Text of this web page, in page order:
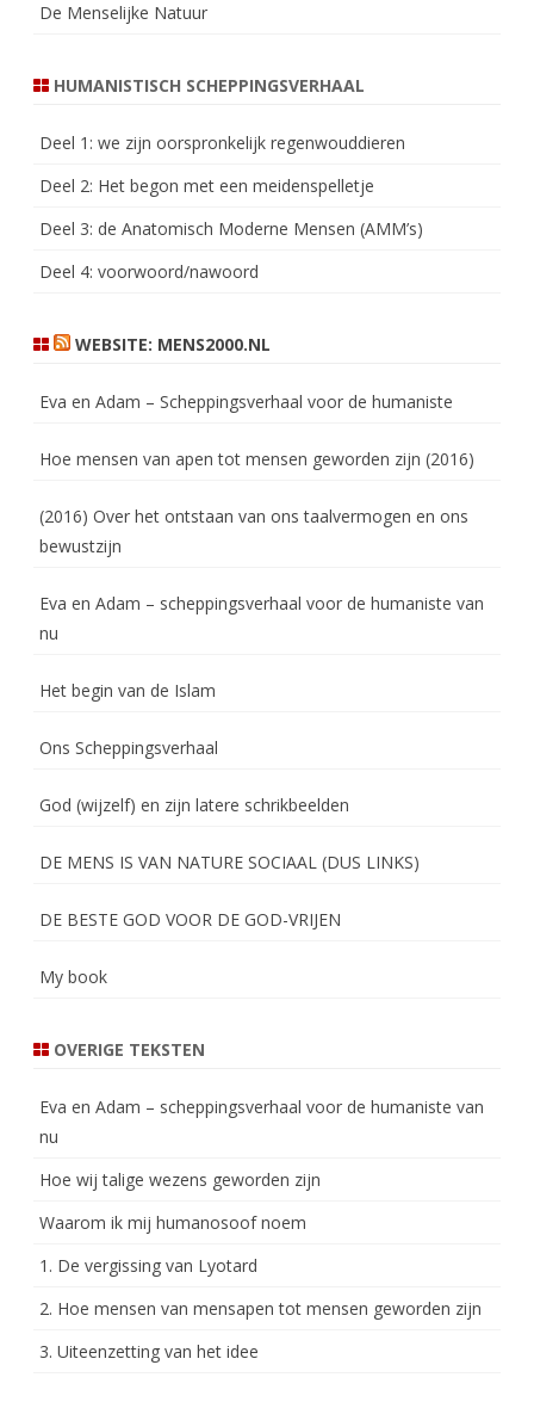
De Menselijke Natuur
HUMANISTISCH SCHEPPINGSVERHAAL
Deel 1: we zijn oorspronkelijk regenwouddieren
Deel 2: Het begon met een meidenspelletje
Deel 3: de Anatomisch Moderne Mensen (AMM’s)
Deel 4: voorwoord/nawoord
WEBSITE: MENS2000.NL
Eva en Adam – Scheppingsverhaal voor de humaniste
Hoe mensen van apen tot mensen geworden zijn (2016)
(2016) Over het ontstaan van ons taalvermogen en ons
bewustzijn
Eva en Adam – scheppingsverhaal voor de humaniste van
nu
Het begin van de Islam
Ons Scheppingsverhaal
God (wijzelf) en zijn latere schrikbeelden
DE MENS IS VAN NATURE SOCIAAL (DUS LINKS)
DE BESTE GOD VOOR DE GOD-VRIJEN
My book
OVERIGE TEKSTEN
Eva en Adam – scheppingsverhaal voor de humaniste van
nu
Hoe wij talige wezens geworden zijn
Waarom ik mij humanosoof noem
1. De vergissing van Lyotard
2. Hoe mensen van mensapen tot mensen geworden zijn
3. Uiteenzetting van het idee